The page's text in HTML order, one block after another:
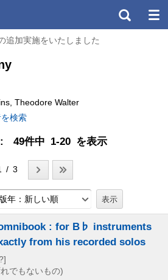
追加実施をいたしました
Theodore Walter
検索
49件中 1-20 を表示
/ 3
年：新しい順
: for B♭ instruments
from his recorded solos
でもないもの)